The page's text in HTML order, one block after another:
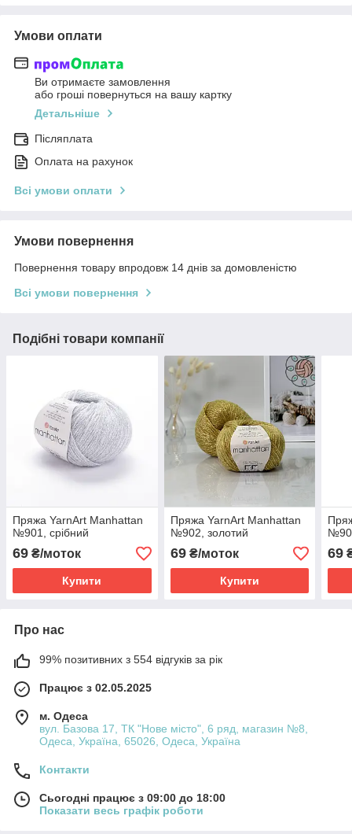
Умови оплати
Ви отримаєте замовлення
або гроші повернуться на вашу картку
Детальніше
Післяплата
Оплата на рахунок
Всі умови оплати
Умови повернення
Повернення товару впродовж 14 днів за домовленістю
Всі умови повернення
Подібні товари компанії
Пряжа YarnArt Manhattan
№901, срібний
69 ₴/моток
Купити
Пряжа YarnArt Manhattan
№902, золотий
69₴/моток
Купити
69
Про нас
99% позитивних з 554 відгуків за рік
Працює з 02.05.2025
м. Одеса
вул. Базова 17, ТК "Нове місто", 6 ряд, магазин №8,
Одеса, Україна, 65026, Одеса, Україна
Контакти
Сьогодні працює з 09:00 до 18:00
Показати весь графік роботи